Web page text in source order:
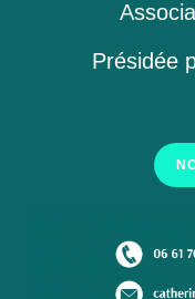
Présidée